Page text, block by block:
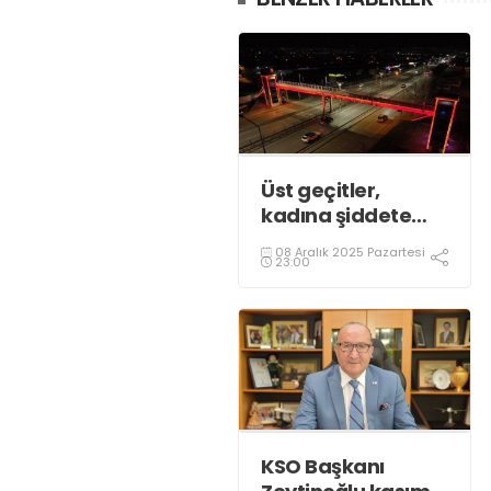
Üst geçitler,
kadına şiddete
karşı “turuncu”
renkle aydınlatıldı;
08 Aralık 2025 Pazartesi
23:00
KSO Başkanı